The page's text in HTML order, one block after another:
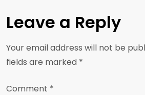
n
a
v
i
Leave a Reply
Your email address will not be
fields are marked *
Comment *